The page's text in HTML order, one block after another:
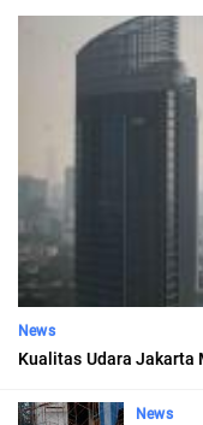
News
Kualitas Udara Jakarta
News